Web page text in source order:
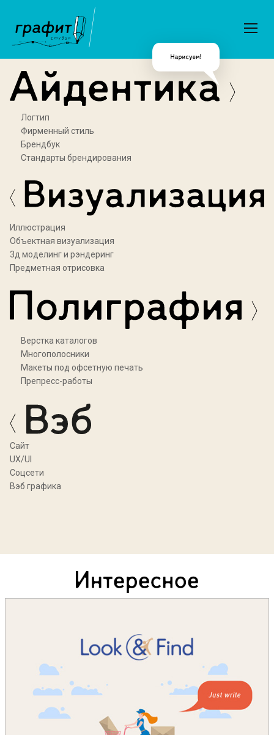
Логтип
Фирменный стиль
Брендбук
Стандарты брендирования
Иллюстрация
Объектная визуализация
3д моделинг и рэндеринг
Предметная отрисовка
Верстка каталогов
Многополосники
Макеты под офсетную печать
Препресс-работы
Cайт
UX/UI
Соцсети
Вэб графика